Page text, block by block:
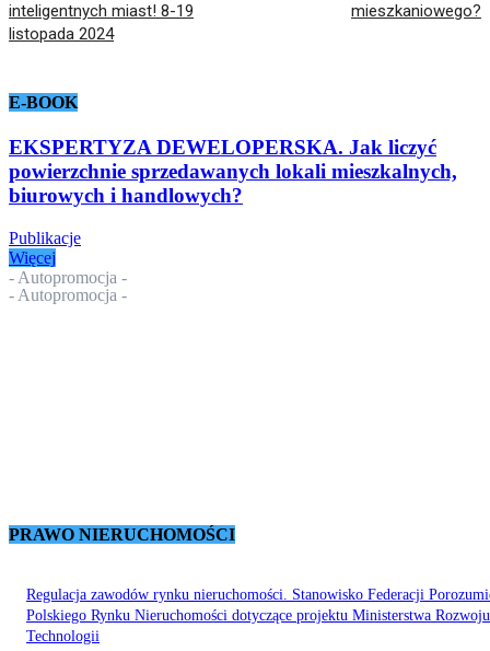
inteligentnych miast! 8-19
listopada 2024
mieszkaniowego?
E-BOOK
EKSPERTYZA DEWELOPERSKA. Jak liczyć
powierzchnie sprzedawanych lokali mieszkalnych,
biurowych i handlowych?
Publikacje
Więcej
- Autopromocja -
- Autopromocja -
PRAWO NIERUCHOMOŚCI
Regulacja zawodów rynku nieruchomości. Stanowisko Federacji
Polskiego Rynku Nieruchomości dotyczące projektu Ministerstwa
Technologii